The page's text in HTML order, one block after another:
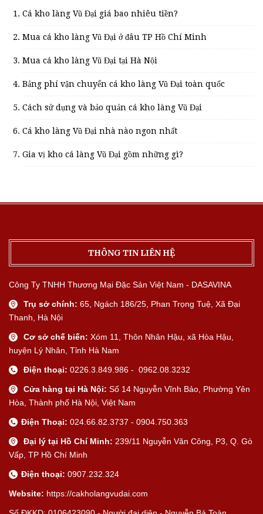
Cá kho làng Vũ Đại giá bao nhiêu tiền?
Mua cá kho làng Vũ Đại ở đâu TP Hồ Chí Minh
Mua cá kho làng Vũ Đại tại Hà Nội
Bảng phí vận chuyển cá kho làng Vũ Đại toàn quốc
Cách sử dụng và bảo quản cá kho làng Vũ Đại
Cá kho làng Vũ Đại nhà nào ngon nhất
Gia vị kho cá làng Vũ Đại gồm những gì?
THÔNG TIN LIÊN HỆ
Công Ty TNHH Thương Mại Đặc Sản Việt Nam - DASAVINA
Trụ sở chính: 65, Ngách 186/25, Phan Trọng Tuệ, Xã Đại
Thanh, Hà Nội
Cơ sở chế biến: Xóm 11, Thôn Nhân Hậu, xã Hòa Hậu,
huyện Lý Nhân, Tỉnh Hà Nam
Điện thoại: 0226.3.849.986 - 0962.08.3232
Cửa hàng tại Hà Nội: Số 14 Nguyễn Vĩnh Bảo, Phường Yên
Hòa, Thành phố Hà Nội, Việt Nam
Điện Thoại: 024.66.82.3737 - 0904.750.363
Đại lý tại Hồ Chí Minh: 239/11 Nguyễn Văn Công, P3, Q. Gò
Vấp, TP Hồ Chí Minh
Điện thoại: 0907.232.324
Website: https://cakholangvudai.com